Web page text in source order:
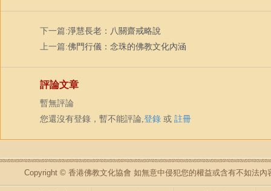
下一篇:淨慧長老：八關齋戒略說
上一篇:佛門行儀：念珠的佛教文化內涵
評論文章
暫無評論
您還沒有登錄，暫不能評論,登錄 或 註冊
Copyright © 香港佛教文化協會 如無意中侵犯您的權益或含有不如法內